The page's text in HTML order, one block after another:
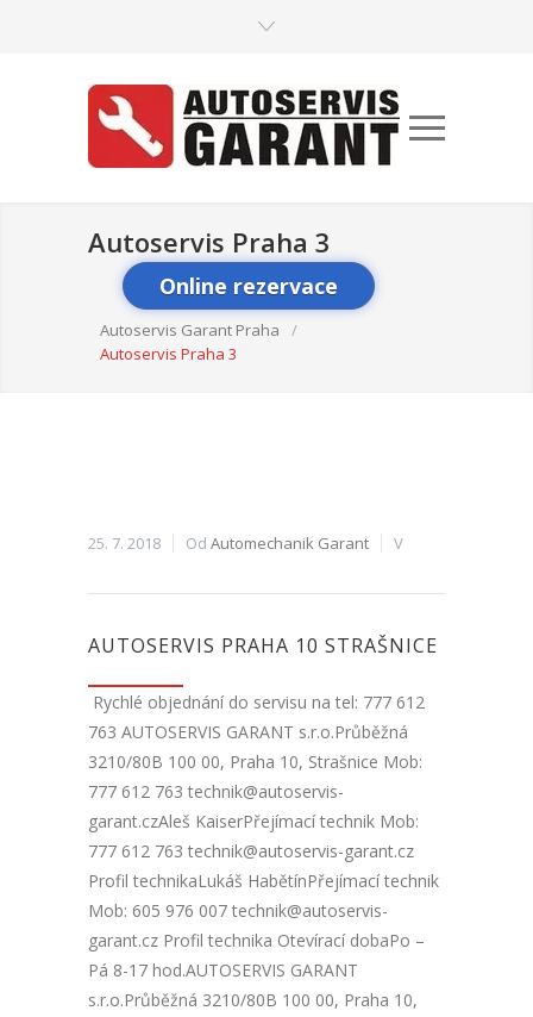
Autoservis Praha 3
Online rezervace
Autoservis Garant Praha
/
Autoservis Praha 3
25. 7. 2018 Od Automechanik Garant V
AUTOSERVIS PRAHA 10 STRAŠNICE
Rychlé objednání do servisu na tel: 777 612
763 AUTOSERVIS GARANT s.r.o.Průběžná
3210/80B 100 00, Praha 10, Strašnice Mob:
777 612 763 technik@autoservis-
garant.czAleš KaiserPřejímací technik Mob:
777 612 763 technik@autoservis-garant.cz
Profil technikaLukáš HabětínPřejímací technik
Mob: 605 976 007 technik@autoservis-
garant.cz Profil technika Otevírací dobaPo –
Pá 8-17 hod.AUTOSERVIS GARANT
s.r.o.Průběžná 3210/80B 100 00, Praha 10,